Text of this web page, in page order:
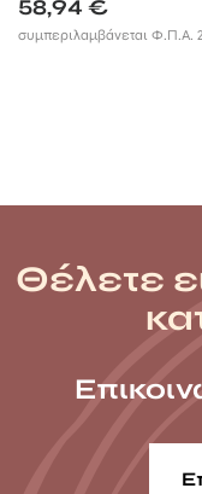
58,94 €
συμπεριλαμβάνεται Φ.Π.Α.
Θέλετε